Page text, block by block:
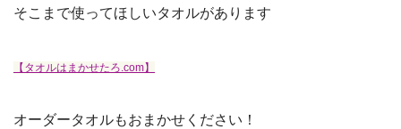
そこまで使ってほしいタオルがあります
【タオルはまかせたろ.com】
オーダータオルもおまかせください！